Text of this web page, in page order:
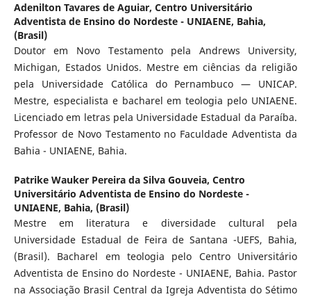
Adenilton Tavares de Aguiar, Centro Universitário
Adventista de Ensino do Nordeste - UNIAENE, Bahia,
(Brasil)
Doutor em Novo Testamento pela Andrews University,
Michigan, Estados Unidos. Mestre em ciências da religião
pela Universidade Católica do Pernambuco — UNICAP.
Mestre, especialista e bacharel em teologia pelo UNIAENE.
Licenciado em letras pela Universidade Estadual da Paraíba.
Professor de Novo Testamento no Faculdade Adventista da
Bahia - UNIAENE, Bahia.
Patrike Wauker Pereira da Silva Gouveia, Centro
Universitário Adventista de Ensino do Nordeste -
UNIAENE, Bahia, (Brasil)
Mestre em literatura e diversidade cultural pela
Universidade Estadual de Feira de Santana -UEFS, Bahia,
(Brasil). Bacharel em teologia pelo Centro Universitário
Adventista de Ensino do Nordeste - UNIAENE, Bahia. Pastor
na Associação Brasil Central da Igreja Adventista do Sétimo